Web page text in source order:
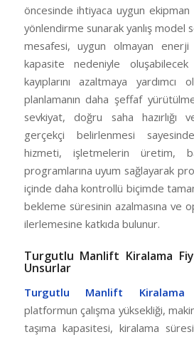
öncesinde ihtiyaca uygun
yönlendirme sunarak yanlış model
mesafesi, uygun olmayan
kapasite nedeniyle
kayıplarını azaltmaya
planlamanın daha şeffaf
sevkiyat, doğru saha hazırlığı
gerçekçi belirlenmesi
hizmeti, işletmelerin üretim,
programlarına uyum sağlayarak
içinde daha kontrollü biçimde
bekleme süresinin azalmasına ve
ilerlemesine katkıda bulunur.
Turgutlu Manlift Kiralama
Unsurlar
Turgutlu Manlift Kiralama
platformun çalışma yüksekliği,
taşıma kapasitesi, kiralama